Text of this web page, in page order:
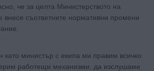
че за целта Министерството на
внесе съответните нормативни промени
като министър с екипа ми правим всичко
работещи механизми, да изслушаме